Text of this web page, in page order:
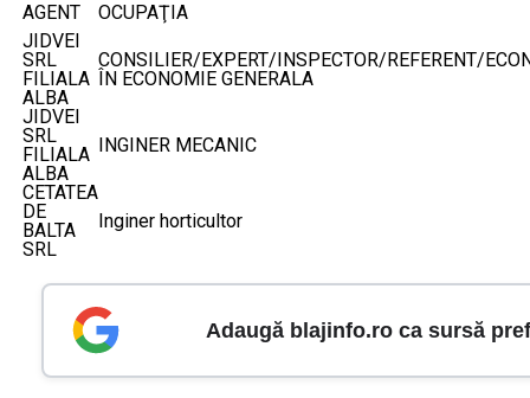
AGENT
OCUPAŢIA
JIDVEI
SRL
FILIALA
ALBA
CONSILIER/EXPERT/INSPECTOR/REFERENT/
ÎN ECONOMIE GENERALA
JIDVEI
SRL
FILIALA
ALBA
INGINER MECANIC
CETATEA
DE
BALTA
SRL
Inginer horticultor
Adaugă blajinfo.ro ca sursă